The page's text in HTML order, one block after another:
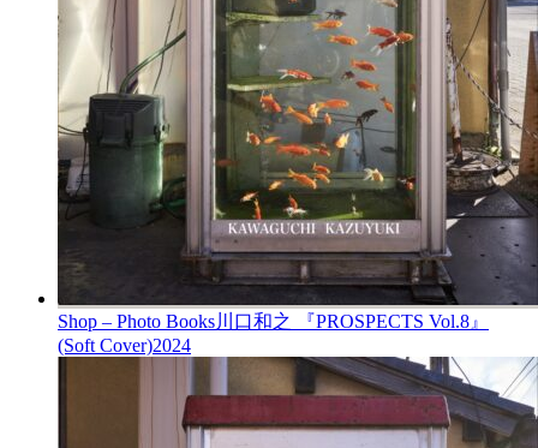
Shop – Photo Books川口和之 『PROSPECTS Vol.8』
(Soft Cover)2024